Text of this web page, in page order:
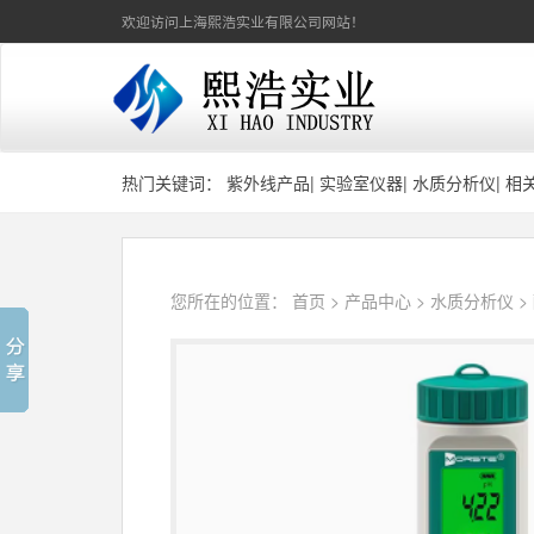
欢迎访问上海熙浩实业有限公司网站！
热门关键词： 紫外线产品| 实验室仪器| 水质分析仪| 相
您所在的位置： 首页 > 产品中心 > 水质分析仪 >